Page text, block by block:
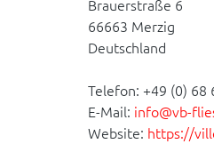
Brauerstraße 6
66663 Merzig
Deutschland
Telefon: +49 (0) 68
E-Mail: info@vb-
Website: https://